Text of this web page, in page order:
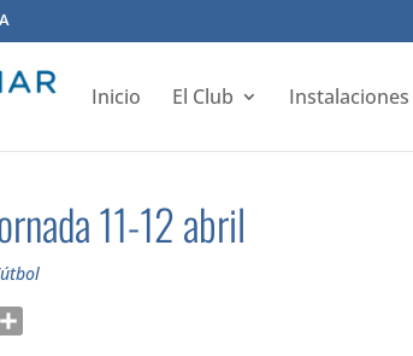
Inicio El Club Instalaciones
11-12 abril